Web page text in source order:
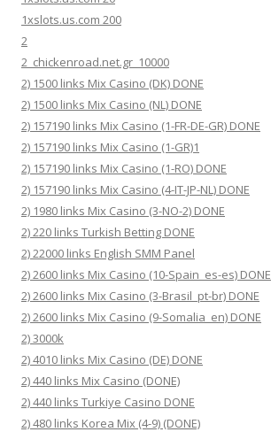
1xslots.us.com 200
2
2_chickenroad.net.gr_10000
2) 1500 links Mix Casino (DK) DONE
2) 1500 links Mix Casino (NL) DONE
2) 157190 links Mix Casino (1-FR-DE-GR) DONE
2) 157190 links Mix Casino (1-GR)1
2) 157190 links Mix Casino (1-RO) DONE
2) 157190 links Mix Casino (4-IT-JP-NL) DONE
2) 1980 links Mix Casino (3-NO-2) DONE
2) 220 links Turkish Betting DONE
2) 22000 links English SMM Panel
2) 2600 links Mix Casino (10-Spain_es-es) DONE
2) 2600 links Mix Casino (3-Brasil_pt-br) DONE
2) 2600 links Mix Casino (9-Somalia_en) DONE
2) 3000k
2) 4010 links Mix Casino (DE) DONE
2) 440 links Mix Casino (DONE)
2) 440 links Turkiye Casino DONE
2) 480 links Korea Mix (4-9) (DONE)